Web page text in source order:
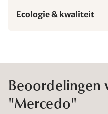
Ecologie & kwaliteit
Beoordelingen
"Mercedo"